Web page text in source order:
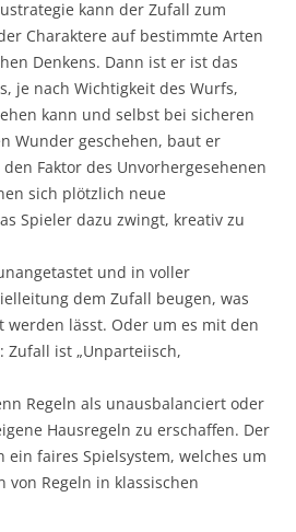
kann der Zufall zum
Charaktere auf bestimmte Arten
Denkens. Dann ist er ist das
je nach Wichtigkeit des Wurfs,
kann und selbst bei sicheren
Wunder geschehen, baut er
Faktor des Unvorhergesehenen
sich plötzlich neue
Spieler dazu zwingt, kreativ zu
und in voller
dem Zufall beugen, was
lässt. Oder um es mit den
Zufall ist „Unparteiisch,
Regeln als unausbalanciert oder
Hausregeln zu erschaffen. Der
faires Spielsystem, welches um
Regeln in klassischen